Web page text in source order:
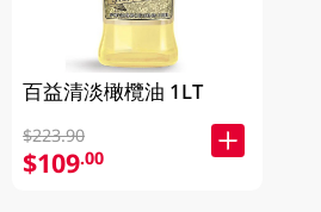
百益清淡橄欖油 1LT
$223.90
$109.00